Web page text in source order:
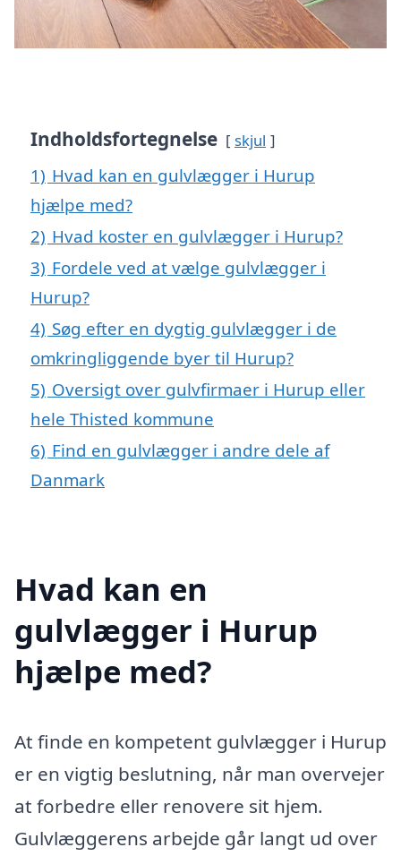
Indholdsfortegnelse skjul
1) Hvad kan en gulvlægger i Hurup
hjælpe med?
2) Hvad koster en gulvlægger i Hurup?
3) Fordele ved at vælge gulvlægger i
Hurup?
4) Søg efter en dygtig gulvlægger i de
omkringliggende byer til Hurup?
5) Oversigt over gulvfirmaer i Hurup eller
hele Thisted kommune
6) Find en gulvlægger i andre dele af
Danmark
Hvad kan en
gulvlægger i Hurup
hjælpe med?
At finde en kompetent gulvlægger i Hurup
er en vigtig beslutning, når man overvejer
at forbedre eller renovere sit hjem.
Gulvlæggerens arbejde går langt ud over